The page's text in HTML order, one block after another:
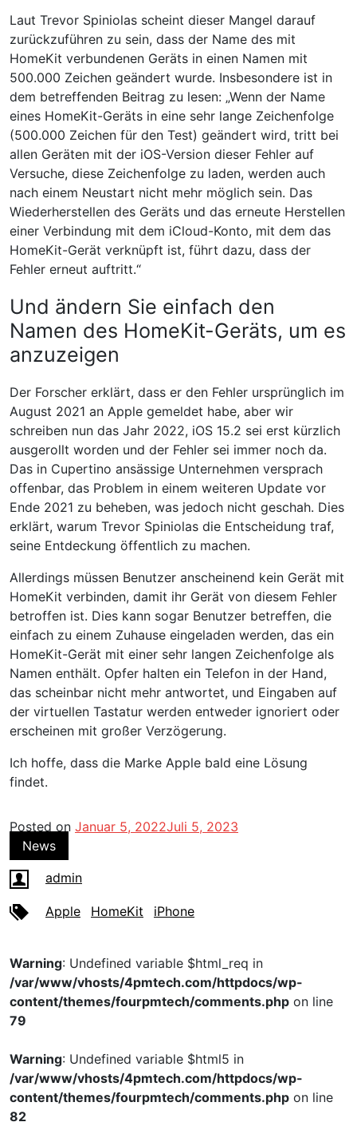
Laut Trevor Spiniolas scheint dieser Mangel darauf
zurückzuführen zu sein, dass der Name des mit
HomeKit verbundenen Geräts in einen Namen mit
500.000 Zeichen geändert wurde. Insbesondere ist in
dem betreffenden Beitrag zu lesen: „Wenn der Name
eines HomeKit-Geräts in eine sehr lange Zeichenfolge
(500.000 Zeichen für den Test) geändert wird, tritt bei
allen Geräten mit der iOS-Version dieser Fehler auf
Versuche, diese Zeichenfolge zu laden, werden auch
nach einem Neustart nicht mehr möglich sein. Das
Wiederherstellen des Geräts und das erneute Herstellen
einer Verbindung mit dem iCloud-Konto, mit dem das
HomeKit-Gerät verknüpft ist, führt dazu, dass der
Fehler erneut auftritt.“
Und ändern Sie einfach den
Namen des HomeKit-Geräts, um es
anzuzeigen
Der Forscher erklärt, dass er den Fehler ursprünglich im
August 2021 an Apple gemeldet habe, aber wir
schreiben nun das Jahr 2022, iOS 15.2 sei erst kürzlich
ausgerollt worden und der Fehler sei immer noch da.
Das in Cupertino ansässige Unternehmen versprach
offenbar, das Problem in einem weiteren Update vor
Ende 2021 zu beheben, was jedoch nicht geschah. Dies
erklärt, warum Trevor Spiniolas die Entscheidung traf,
seine Entdeckung öffentlich zu machen.
Allerdings müssen Benutzer anscheinend kein Gerät mit
HomeKit verbinden, damit ihr Gerät von diesem Fehler
betroffen ist. Dies kann sogar Benutzer betreffen, die
einfach zu einem Zuhause eingeladen werden, das ein
HomeKit-Gerät mit einer sehr langen Zeichenfolge als
Namen enthält. Opfer halten ein Telefon in der Hand,
das scheinbar nicht mehr antwortet, und Eingaben auf
der virtuellen Tastatur werden entweder ignoriert oder
erscheinen mit großer Verzögerung.
Ich hoffe, dass die Marke Apple bald eine Lösung
findet.
Posted on Januar 5, 2022Juli 5, 2023
News
admin
Apple HomeKit iPhone
Warning: Undefined variable $html_req in
/var/www/vhosts/4pmtech.com/httpdocs/wp-
content/themes/fourpmtech/comments.php on line
79
Warning: Undefined variable $html5 in
/var/www/vhosts/4pmtech.com/httpdocs/wp-
content/themes/fourpmtech/comments.php on line
82